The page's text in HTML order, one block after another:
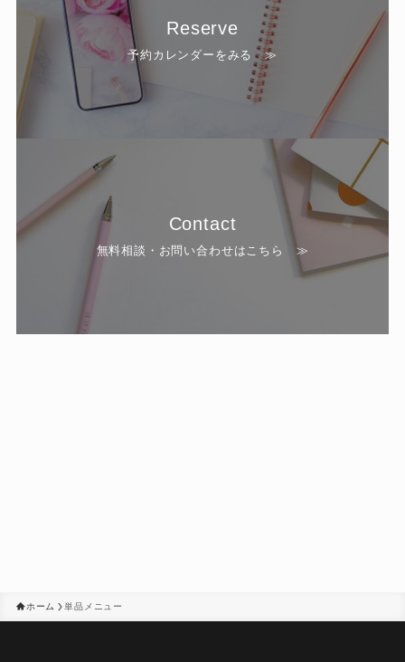
Reserve
予約カレンダーをみる ≫
Contact
無料相談・お問い合わせはこちら ≫
ホーム 単品メニュー